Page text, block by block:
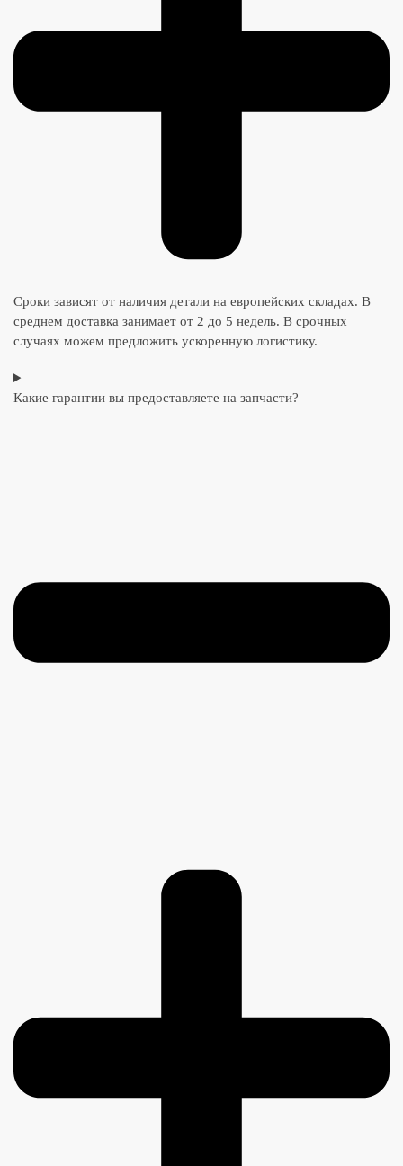
Сроки зависят от наличия детали на европейских складах. В
среднем доставка занимает от 2 до 5 недель. В срочных
случаях можем предложить ускоренную логистику.
Какие гарантии вы предоставляете на запчасти?